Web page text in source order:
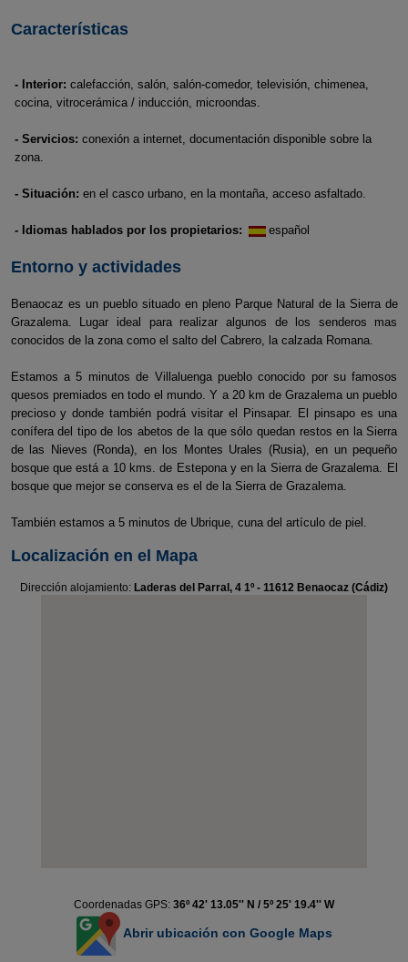
Características
- Interior: calefacción, salón, salón-comedor, televisión, chimenea,
cocina, vitrocerámica / inducción, microondas.
- Servicios: conexión a internet, documentación disponible sobre la
zona.
- Situación: en el casco urbano, en la montaña, acceso asfaltado.
- Idiomas hablados por los propietarios: español
Entorno y actividades
Benaocaz es un pueblo situado en pleno Parque Natural de la Sierra de
Grazalema. Lugar ideal para realizar algunos de los senderos mas
conocidos de la zona como el salto del Cabrero, la calzada Romana.
Estamos a 5 minutos de Villaluenga pueblo conocido por su famosos
quesos premiados en todo el mundo. Y a 20 km de Grazalema un pueblo
precioso y donde también podrá visitar el Pinsapar. El pinsapo es una
conífera del tipo de los abetos de la que sólo quedan restos en la Sierra
de las Nieves (Ronda), en los Montes Urales (Rusia), en un pequeño
bosque que está a 10 kms. de Estepona y en la Sierra de Grazalema. El
bosque que mejor se conserva es el de la Sierra de Grazalema.
También estamos a 5 minutos de Ubrique, cuna del artículo de piel.
Localización en el Mapa
Dirección alojamiento: Laderas del Parral, 4 1º - 11612 Benaocaz (Cádiz)
Coordenadas GPS: 36º 42' 13.05'' N / 5º 25' 19.4'' W
Abrir ubicación con Google Maps